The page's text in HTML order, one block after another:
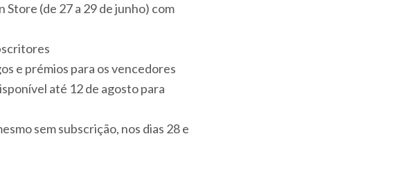
Store (de 27 a 29 de junho) com
e prémios para os vencedores
até 12 de agosto para
sem subscrição, nos dias 28 e